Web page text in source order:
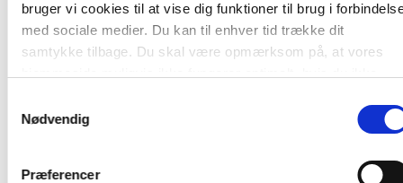
bruger vi cookies til at vise dig funktioner til brug i
med sociale medier. Du kan til enhver tid trække dit
samtykke tilbage. Du skal være opmærksom på, at vores
Nødvendig
Præferencer
2 formater
Miraklernes tid 0-2 år
Hedvig Montgomery
239,95 KR.
2 formater
Alt det forældre
Rasmus Alenkær